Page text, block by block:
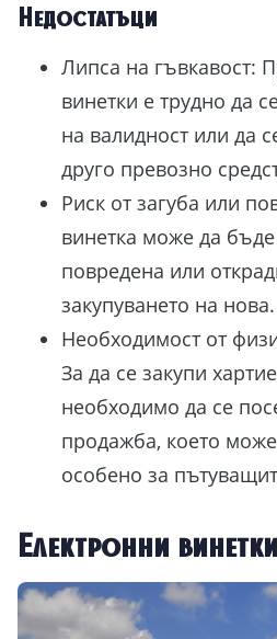
Недостатъци
Липса на гъвкавост:
винетки е трудно да
на валидност или да
друго превозно
Риск от загуба или
винетка може да бъде
повредена или
закупуването на нова.
Необходимост от
За да се закупи
необходимо да се
продажба, което
особено за
Електронни винетки